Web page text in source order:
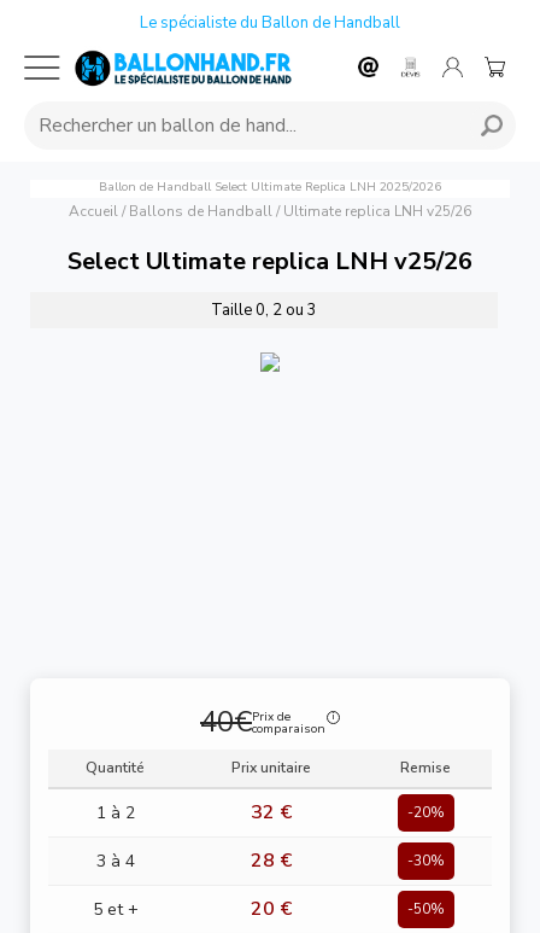
Le spécialiste du Ballon de Handball
Ballon de Handball Select Ultimate Replica LNH 2025/2026
Accueil/ Ballons de Handball/ Ultimate replica LNH v25/26
Select Ultimate replica LNH v25/26
Taille 0, 2 ou 3
40€Prix de
comparaison
Quantité Prix unitaire Remise
1 à 2 32 € -20%
3 à 4 28 € -30%
5 et + 20 € -50%